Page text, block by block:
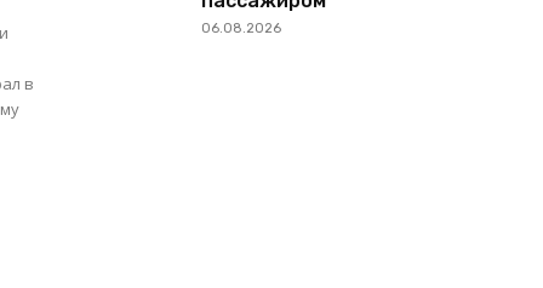
06.08.2026